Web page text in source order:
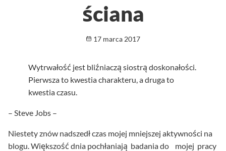
ściana
Opublikowano
17 marca 2017
Wytrwałość jest bliźniaczą siostrą doskonałości.
Pierwsza to kwestia charakteru, a druga to
kwestia czasu.
– Steve Jobs –
Niestety znów nadszedł czas mojej mniejszej aktywności na
blogu. Większość dnia pochłaniają badania do mojej pracy